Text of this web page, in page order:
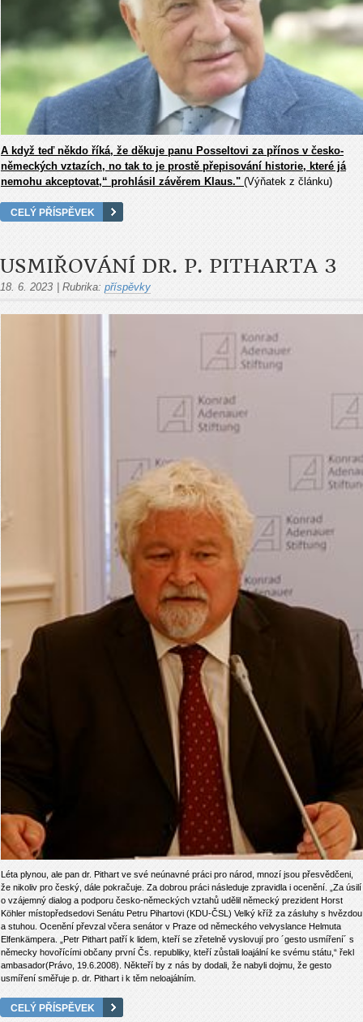
A když teď někdo říká, že děkuje panu Posseltovi za přínos v česko-
německých vztazích, no tak to je prostě přepisování historie, které já
nemohu akceptovat,“ prohlásil závěrem Klaus." (Výňatek z článku)
CELÝ PŘÍSPĚVEK
USMIŘOVÁNÍ DR. P. PITHARTA 3
18. 6. 2023 Rubrika: příspěvky
Léta plynou, ale pan dr. Pithart ve své neúnavné práci pro národ, mnozí jsou přesvědčeni,
že nikoliv pro český, dále pokračuje. Za dobrou práci následuje zpravidla i ocenění. „Za úsilí
o vzájemný dialog a podporu česko-německých vztahů udělil německý prezident Horst
Köhler místopředsedovi Senátu Petru Pihartovi (KDU-ČSL) Velký kříž za zásluhy s hvězdou
a stuhou. Ocenění převzal včera senátor v Praze od německého velvyslance Helmuta
Elfenkämpera. „Petr Pithart patří k lidem, kteří se zřetelně vyslovují pro ´gesto usmíření´ s
německy hovořícími občany první Čs. republiky, kteří zůstali loajální ke svému státu,“ řekl
ambasador(Právo, 19.6.2008). Někteří by z nás by dodali, že nabyli dojmu, že gesto
usmíření směřuje p. dr. Pithart i k těm neloajálním.
CELÝ PŘÍSPĚVEK